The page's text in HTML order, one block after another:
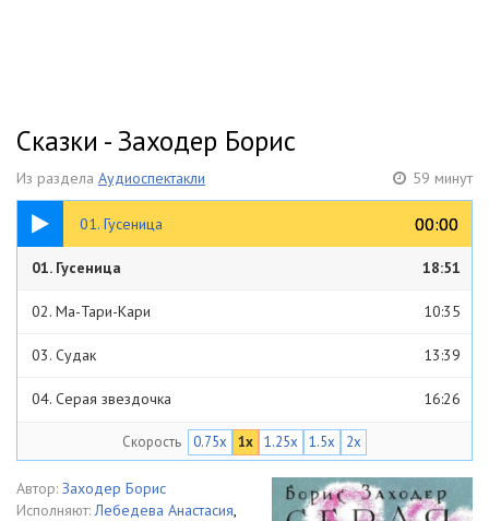
Сказки - Заходер Борис
Из раздела Аудиоспектакли 59 минут
01. Гусеница 00:00
00:00
18:51
01. Гусеница 18:51
02. Ма-Тари-Кари 10:35
03. Судак 13:39
04. Серая звездочка 16:26
Скорость 0.75x 1x 1.25x 1.5x 2x
Автор: Заходер Борис
Исполняют: Лебедева Анастасия,